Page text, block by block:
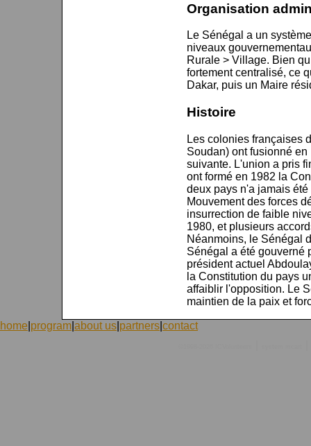
Organisation
Le Sénégal a un
niveaux
Rurale > Village. Bien
fortement centralisé, ce
Dakar, puis un Maire
Histoire
Les colonies françaises
Soudan) ont fusionné
suivante. L'union a pris
ont formé en 1982 la
deux pays n'a jamais
Mouvement des forces
insurrection de faible
1980, et plusieurs
Néanmoins, le Sénégal
Sénégal a été gouverné
président actuel
la Constitution du pays
affaiblir l'opposition. Le
maintien de la paix et
home program about us partners contact